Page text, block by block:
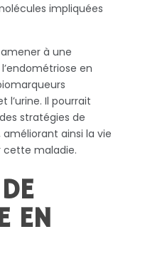
impliquées
à une
en
l’urine. Il pourrait
stratégies de
ainsi la vie
maladie.
EN